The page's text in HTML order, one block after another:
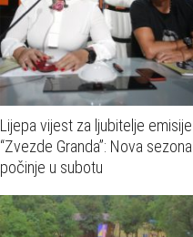
Lijepa vijest za ljubitelje emisije
“Zvezde Granda”: Nova sezona
počinje u subotu